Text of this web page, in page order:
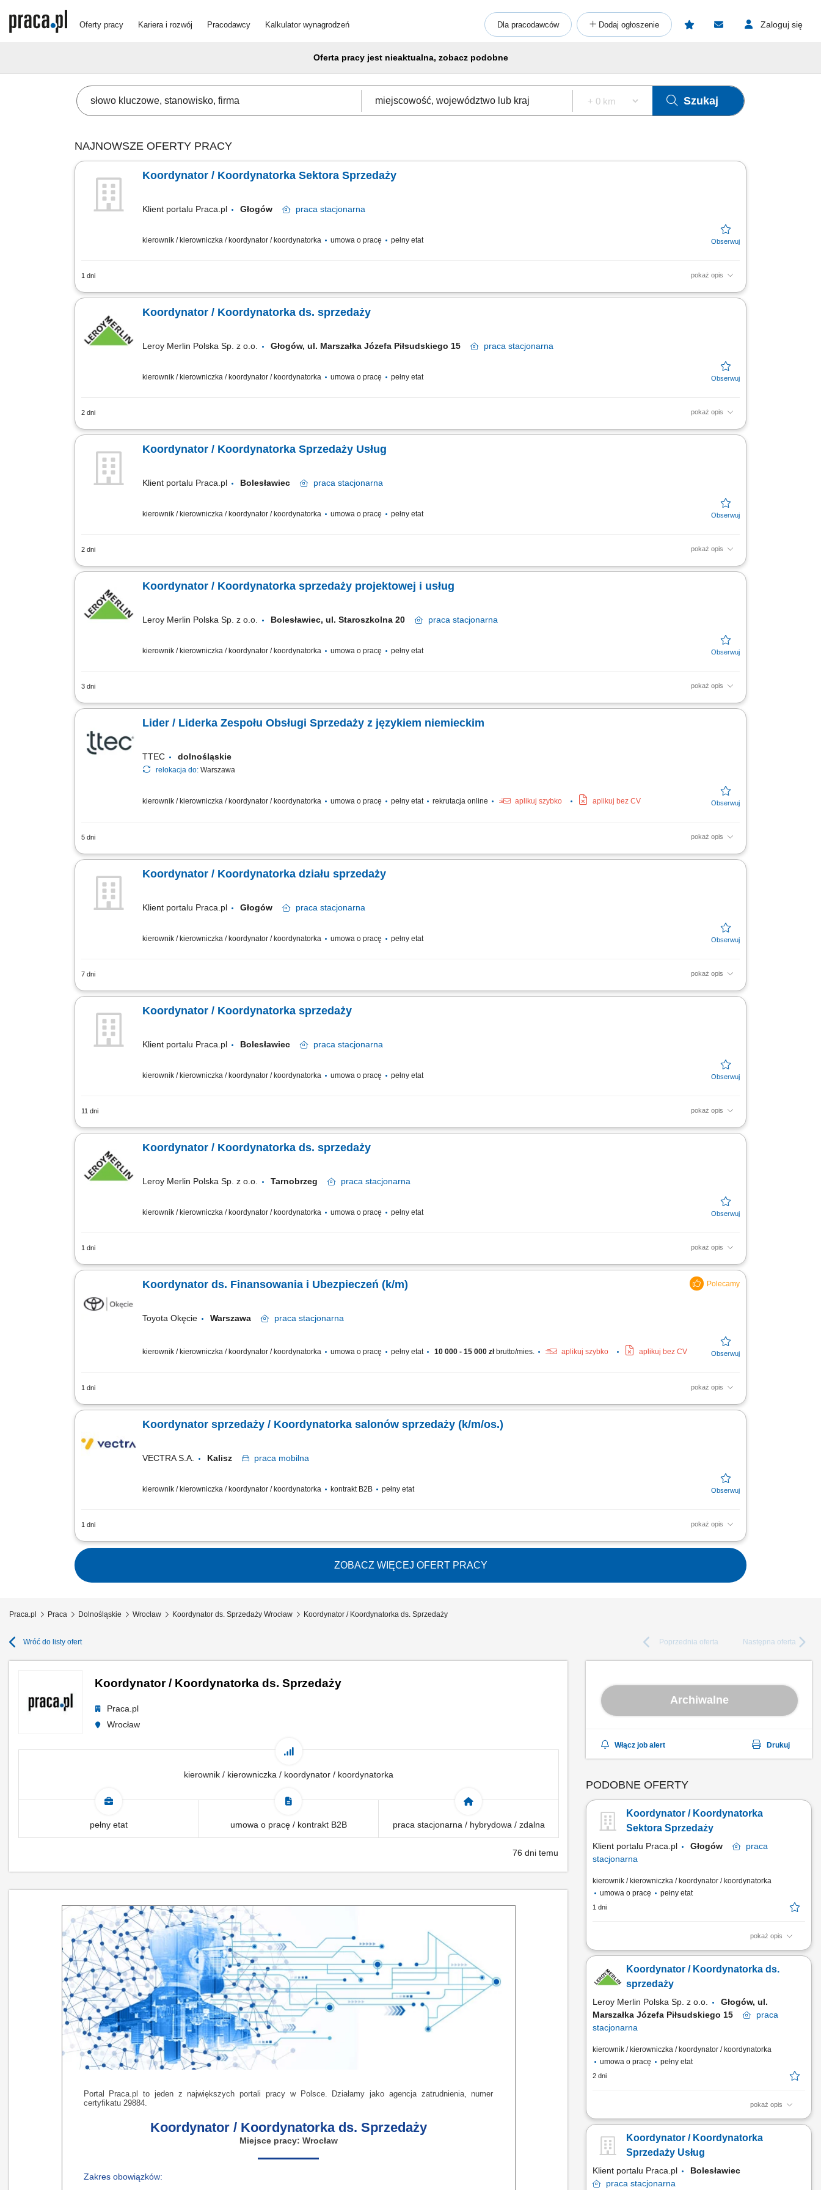
Oferty pracy Kariera i rozwój Pracodawcy Kalkulator wynagrodzeń Dla pracodawców Dodaj ogłoszenie Zaloguj się
Oferta pracy jest nieaktualna, zobacz podobne
Szukaj
NAJNOWSZE OFERTY PRACY
Koordynator / Koordynatorka Sektora Sprzedaży
Klient portalu Praca.pl Głogów praca stacjonarna
kierownik / kierowniczka / koordynator / koordynatorka umowa o pracę pełny etat
1 dni pokaż opis
Zarządzanie codzienną pracą zespołu doradców oraz wsparcie ich w realizacji celów. Analiza bieżących wyników ekonomicznych i wskaźników handlowych w
Koordynator / Koordynatorka ds. sprzedaży
Leroy Merlin Polska Sp. z o.o. Głogów, ul. Marszałka Józefa Piłsudskiego 15 praca stacjonarna
kierownik / kierowniczka / koordynator / koordynatorka umowa o pracę pełny etat
2 dni pokaż opis
Jakie zadania na Ciebie czekają? koordynowanie pracy zespołu Doradców Klienta; monitorowanie wyników sprzedażowych/ekonomicznych w podległym
Koordynator / Koordynatorka Sprzedaży Usług
Klient portalu Praca.pl Bolesławiec praca stacjonarna
kierownik / kierowniczka / koordynator / koordynatorka umowa o pracę pełny etat
2 dni pokaż opis
Aktywne rozwijanie sprzedaży usług oraz współpracy z klientami i wykonawcami. Przygotowywanie ofert handlowych i koordynowanie procesu ich realizacji.
Koordynator / Koordynatorka sprzedaży projektowej i usług
Leroy Merlin Polska Sp. z o.o. Bolesławiec, ul. Staroszkolna 20 praca stacjonarna
kierownik / kierowniczka / koordynator / koordynatorka umowa o pracę pełny etat
3 dni pokaż opis
Jakie zadania na Ciebie czekają? aktywne pozyskiwanie i rozwijanie współpracy z wykonawcami usług oraz przygotowywanie ofert i cenników zgodnie z
Lider / Liderka Zespołu Obsługi Sprzedaży z językiem niemieckim
TTEC dolnośląskie
relokacja do: Warszawa
kierownik / kierowniczka / koordynator / koordynatorka umowa o pracę pełny etat rekrutacja online aplikuj szybko aplikuj bez CV
5 dni pokaż opis
Zakres obowiązków: Zarządzanie pracą zespołu oraz wspieranie pracowników w realizacji celów. Motywowanie, coaching i rozwój kompetencji członków zespołu.
Koordynator / Koordynatorka działu sprzedaży
Klient portalu Praca.pl Głogów praca stacjonarna
kierownik / kierowniczka / koordynator / koordynatorka umowa o pracę pełny etat
7 dni pokaż opis
Zapewnienie profesjonalnej obsługi klientów; Koordynacja zadań zespołu; Zarządzanie dostępnością i ekspozycją asortymentu; Analiza wyników sprzedaży; Nadzór
Koordynator / Koordynatorka sprzedaży
Klient portalu Praca.pl Bolesławiec praca stacjonarna
kierownik / kierowniczka / koordynator / koordynatorka umowa o pracę pełny etat
11 dni pokaż opis
Nadzorowanie i ciągłe udoskonalanie procesu sprzedaży usług projektowych oraz montażowych w obrębie działu. Wspieranie kierownika sektora w codziennym
Koordynator / Koordynatorka ds. sprzedaży
Leroy Merlin Polska Sp. z o.o. Tarnobrzeg praca stacjonarna
kierownik / kierowniczka / koordynator / koordynatorka umowa o pracę pełny etat
1 dni pokaż opis
Jakie zadania na Ciebie czekają? koordynowanie pracy zespołu Doradców Klienta; monitorowanie wyników sprzedażowych/ekonomicznych w podległym
Koordynator ds. Finansowania i Ubezpieczeń (k/m)
Toyota Okęcie Warszawa praca stacjonarna
kierownik / kierowniczka / koordynator / koordynatorka umowa o pracę pełny etat 10 000 - 15 000 złbrutto/mies. aplikuj szybko aplikuj bez CV
1 dni pokaż opis
Twoje zadania Efektywne zarządzanie Zespołem; Zarządzanie i nadzór nad procesami w powierzonym Zespołem; Aktywna sprzedaż produktów finansowych:
Koordynator sprzedaży / Koordynatorka salonów sprzedaży (k/m/os.)
VECTRA S.A. Kalisz praca mobilna
kierownik / kierowniczka / koordynator / koordynatorka kontrakt B2B pełny etat
1 dni pokaż opis
Zadania: Realizacja celów sprzedażowych oraz dbanie o retencję klientów w podległym regionie. Stały nadzór nad funkcjonowaniem placówek w przydzielonym
ZOBACZ WIĘCEJ OFERT PRACY
Praca.pl Praca Dolnośląskie Wrocław Koordynator ds. Sprzedaży Wrocław Koordynator / Koordynatorka ds. Sprzedaży
Wróć do listy ofert Poprzednia oferta Następna oferta
Koordynator / Koordynatorka ds. Sprzedaży
Praca.pl
Wrocław
kierownik / kierowniczka / koordynator / koordynatorka
pełny etat umowa o pracę / kontrakt B2B praca stacjonarna / hybrydowa / zdalna
76 dni temu
Portal Praca.pl to jeden z największych portali pracy w Polsce. Działamy jako agencja zatrudnienia, numer
certyfikatu 29884.
Koordynator / Koordynatorka ds. Sprzedaży
Miejsce pracy: Wrocław
Zakres obowiązków:
Archiwalne
Włącz job alert Drukuj
PODOBNE OFERTY
Koordynator / Koordynatorka
Sektora Sprzedaży
Klient portalu Praca.pl Głogów
praca
stacjonarna
kierownik / kierowniczka / koordynator / koordynatorka
umowa o pracę
pełny etat
1 dni
pokaż opis
Zarządzanie codzienną pracą zespołu doradców oraz
ekonomicznych i wskaźników handlowych w podległym
obszarze. Bezpośrednia obsługa kupujących oraz dobór
Koordynator / Koordynatorka ds.
sprzedaży
Leroy Merlin Polska Sp. z o.o.
Głogów, ul.
Marszałka Józefa Piłsudskiego 15
praca
stacjonarna
kierownik / kierowniczka / koordynator / koordynatorka
umowa o pracę
pełny etat
2 dni
pokaż opis
Jakie zadania na Ciebie czekają? koordynowanie pracy
sprzedażowych/ekonomicznych w podległym dziale/sektorze;
aktywna sprzedaż produktów i usług, dostosowana do
dla klienta i...
Koordynator / Koordynatorka
Sprzedaży Usług
Klient portalu Praca.pl
Bolesławiec
praca stacjonarna